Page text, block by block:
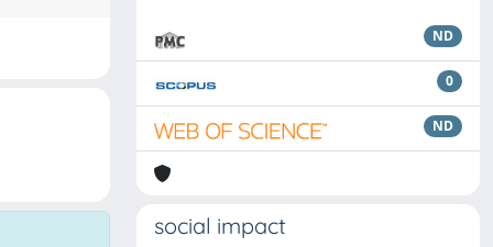
ND
0
ND
social impact